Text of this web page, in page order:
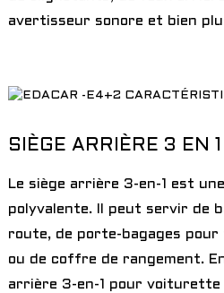
avertisseur sonore et bien
SIÈGE ARRIÈRE 3 EN 1
Le siège arrière 3-en-1 est
polyvalente. Il peut servir de
route, de porte-bagages
ou de coffre de rangement.
arrière 3-en-1 pour